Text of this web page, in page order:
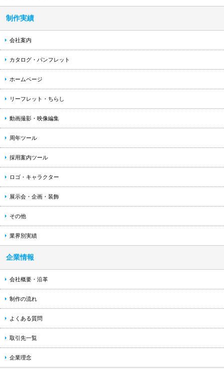
制作実績
会社案内
カタログ・パンフレット
ホームページ
リーフレット・ちらし
動画撮影・映像編集
周年ツール
採用案内ツール
ロゴ・キャラクター
展示会・企画・装飾
その他
業界別実績
企業情報
会社概要・沿革
制作の流れ
よくある質問
取引先一覧
企業理念